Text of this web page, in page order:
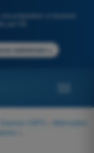
préparation à l'examen
maintenant
CATS
Atténuation